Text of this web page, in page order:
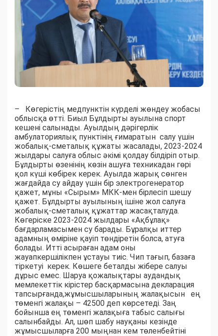
– Көгерістің медпунктін күрделі жөндеу жобасы
облысқа өтті. Биыл Бұлдырты ауылына спорт
кешені салынады. Ауылдың дәрігерлік
амбулаториялық пунктінің ғимаратын салу үшін
жобалық-сметалық құжаты жасалады, 2023-2024
жылдары салуға облыс әкімі қолдау білдіріп отыр.
Бұлдырты өзенінің көзін ашуға техникадан гөрі
қол күші көбірек керек. Ауылда жарық сөнген
жағдайда су айдау үшін бір электрогенератор
қажет, мұны «Сырым» МКК-мен бірлесіп шешу
қажет. Бұлдырты ауылының ішіне жол салуға
жобалық-сметалық құжаттар жасақталуда.
Көгеріске 2023-2024 жылдары «Ақбұлақ»
бағдарламасымен су барады. Бұралқы иттер
адамның өміріне қауіп төндіретін болса, атуға
болады. Итті асыраған адам оны
жауапкершілікпен ұстауы тиіс. Чип тағып, базаға
тіркетуі керек. Көшеге беталды жібере салуы
дұрыс емес. Шаруа қожалықтары аудандық
мемлекеттік кірістер басқармасына декларация
тапсырғанда,жұмысшыларының жалақысын ең
төменгі жалақы – 42500 деп көрсетеді. Заң
бойынша ең төменгі жалақыға табыс салығы
салынбайды. Ал, шөп шабу науқаны кезінде
жұмысшыларға 200 мыңнан кем төленбейтіні